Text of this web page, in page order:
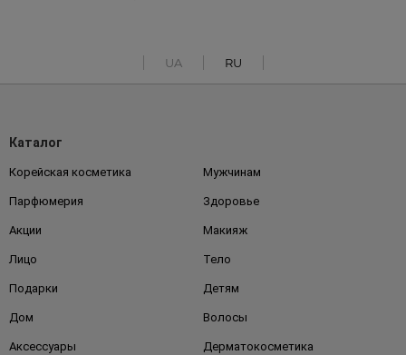
UA RU
Каталог
Корейская косметика Мужчинам
Парфюмерия Здоровье
Акции Макияж
Лицо Тело
Подарки Детям
Дом Волосы
Аксессуары Дерматокосметика